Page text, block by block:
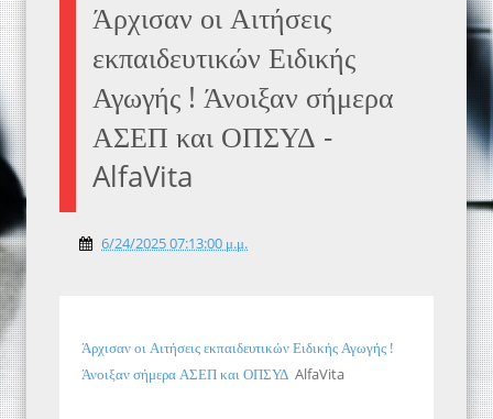
Άρχισαν οι Αιτήσεις
εκπαιδευτικών Ειδικής
Αγωγής ! Άνοιξαν σήμερα
ΑΣΕΠ και ΟΠΣΥΔ -
AlfaVita
6/24/2025 07:13:00 μ.μ.
Άρχισαν οι Αιτήσεις εκπαιδευτικών Ειδικής Αγωγής !
Άνοιξαν σήμερα ΑΣΕΠ και ΟΠΣΥΔ AlfaVita